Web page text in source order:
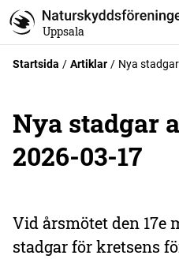
Uppsala
Startsida Artiklar Nya
Nya stadgar
2026-03-17
Vid årsmötet den 17e
stadgar för kretsens